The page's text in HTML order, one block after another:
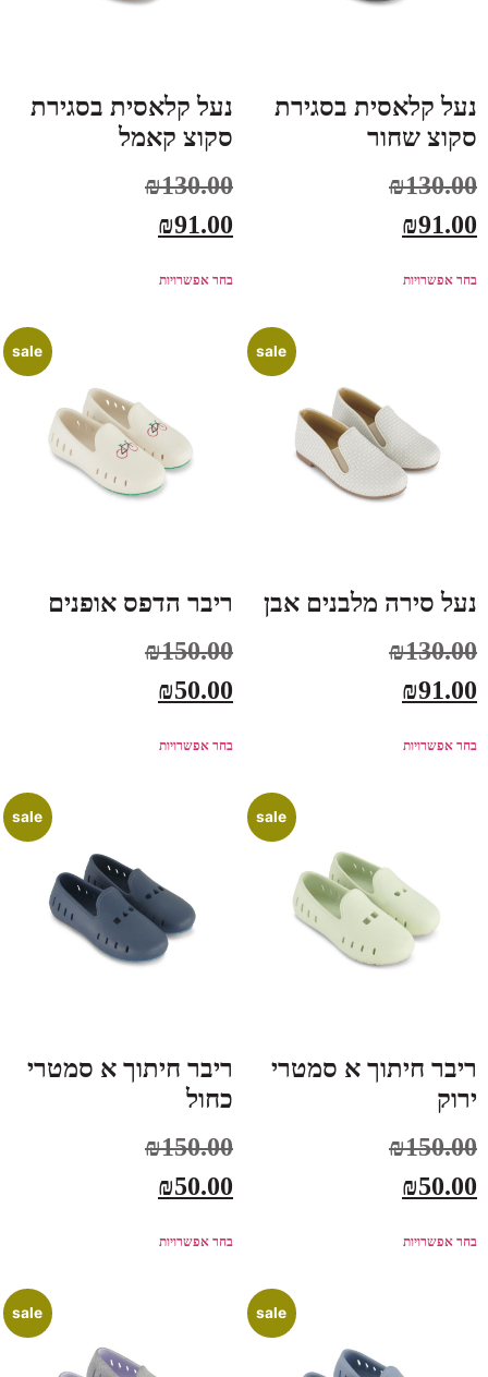
נעל קלאסית בסגירת
סקוצ שחור
₪130.00
₪91.00
בחר אפשרויות
נעל קלאסית בסגירת
סקוצ קאמל
₪130.00
₪91.00
בחר אפשרויות
sale
נעל סירה מלבנים אבן
₪130.00
₪91.00
בחר אפשרויות
sale
ריבר הדפס אופנים
₪150.00
₪50.00
בחר אפשרויות
sale
ריבר חיתוך א סמטרי
ירוק
₪150.00
₪50.00
בחר אפשרויות
sale
ריבר חיתוך א סמטרי
כחול
₪150.00
₪50.00
בחר אפשרויות
sale
sale